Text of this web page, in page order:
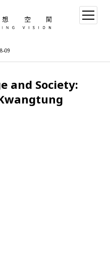
09
open
menu
and Society: